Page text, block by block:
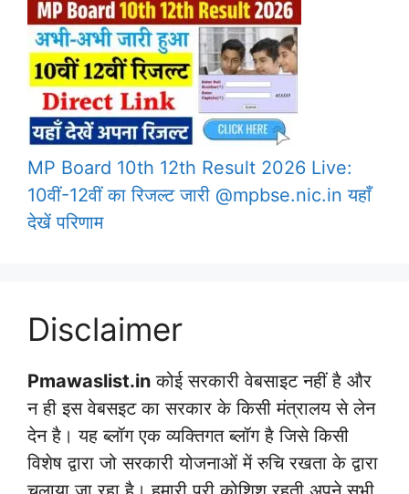
MP Board 10th 12th Result 2026 Live:
10वीं-12वीं का रिजल्ट जारी @mpbse.nic.in यहाँ
देखें परिणाम
Disclaimer
Pmawaslist.in कोई सरकारी वेबसाइट नहीं है और
न ही इस वेबसइट का सरकार के किसी मंत्रालय से लेन
देन है। यह ब्लॉग एक व्यक्तिगत ब्लॉग है जिसे किसी
विशेष द्वारा जो सरकारी योजनाओं में रुचि रखता के द्वारा